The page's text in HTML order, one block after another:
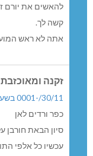
להאשים את יורם
קשה לך.
אתה לא ראש
זקנה ומאוכזבת
30/11/-0001 בשעה 00:00
כפר ורדים לאן
סיון הבאת חורבן
עכשיו כל אלפי